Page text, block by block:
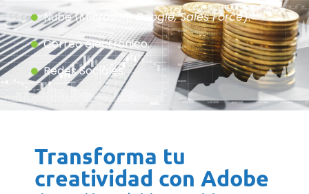
Nube (Microsoft, Google, Sales Force).
Correo electrónico.
Redes Sociales.
Transforma tu
creatividad con Adobe